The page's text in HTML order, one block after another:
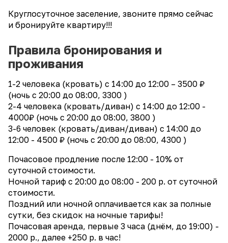
Круглосуточное заселение, звоните прямо сейчас
и бронируйте квартиру!!!
Правила бронирования и
проживания
1-2 человека (кровать) с 14:00 до 12:00 – 3500 ₽
(ночь с 20:00 до 08:00, 3300 )
2-4 человека (кровать/диван) с 14:00 до 12:00 -
4000₽ (ночь с 20:00 до 08:00, 3800 )
3-6 человек (кровать/диван/диван) с 14:00 до
12:00 - 4500 ₽ (ночь с 20:00 до 08:00, 4300 )
Почасовое продление после 12:00 - 10% от
суточной стоимости.
Ночной тариф с 20:00 до 08:00 - 200 р. от суточной
стоимости.
Поздний или ночной оплачивается как за полные
сутки, без скидок на ночные тарифы!
Почасовая аренда, первые 3 часа (днём, до 19:00) -
2000 р., далее +250 р. в час!